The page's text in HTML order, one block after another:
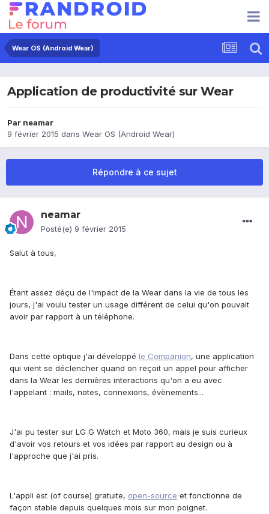
Wear OS (Android Wear)
Application de productivité sur Wear
Par neamar
9 février 2015 dans Wear OS (Android Wear)
Répondre à ce sujet
neamar
Posté(e) 9 février 2015
Salut à tous,
Étant assez déçu de l'impact de la Wear dans la vie de tous les
jours, j'ai voulu tester un usage différent de celui qu'on pouvait
avoir par rapport à un téléphone.
Dans cette optique j'ai développé le Companion, une application
qui vient se déclencher quand on reçoit un appel pour afficher
dans la Wear les dernières interactions qu'on a eu avec
l'appelant : mails, notes, connexions, évènements...
J'ai pu tester sur LG G Watch et Moto 360, mais je suis curieux
d'avoir vos retours et vos idées par rapport au design ou à
l'approche que j'ai pris.
L'appli est (of course) gratuite, open-source et fonctionne de
façon stable depuis quelques mois sur mon poignet.